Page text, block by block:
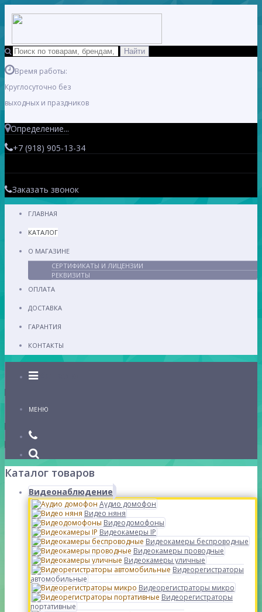
Время работы:
Круглосуточно без
выходных и праздников
Определение...
+7 (918) 905-13-34
Заказать звонок
ГЛАВНАЯ
КАТАЛОГ
О МАГАЗИНЕ
СЕРТИФИКАТЫ И ЛИЦЕНЗИИ
РЕКВИЗИТЫ
ОПЛАТА
ДОСТАВКА
ГАРАНТИЯ
КОНТАКТЫ
Каталог
МЕНЮ
Каталог товаров
Видеонаблюдение
Аудио домофон
Видео няня
Видеодомофоны
Видеокамеры IP
Видеокамеры беспроводные
Видеокамеры проводные
Видеокамеры уличные
Видеорегистраторы
автомобильные
Видеорегистраторы микро
Видеорегистраторы
портативные